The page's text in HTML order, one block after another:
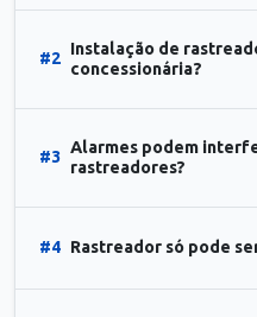
#2
Instalação de
concessionária?
#3
Alarmes podem
rastreadores?
#4 Rastreador só pode